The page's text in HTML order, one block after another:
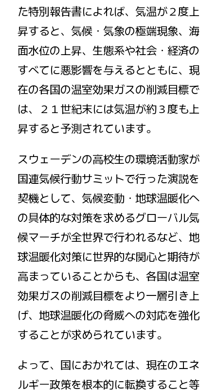
た特別報告書によれば、気温が２度上
昇すると、気候・気象の極端現象、海
面水位の上昇、生態系や社会・経済の
すべてに悪影響を与えるとともに、現
在の各国の温室効果ガスの削減目標で
は、２１世紀末には気温が約３度も上
昇すると予測されています。
スウェーデンの高校生の環境活動家が
国連気候行動サミットで行った演説を
契機として、気候変動・地球温暖化へ
の具体的な対策を求めるグローバル気
候マーチが全世界で行われるなど、地
球温暖化対策に世界的な関心と期待が
高まっていることからも、各国は温室
効果ガスの削減目標をより一層引き上
げ、地球温暖化の脅威への対応を強化
することが求められています。
よって、国におかれては、現在のエネ
ルギー政策を根本的に転換すること等